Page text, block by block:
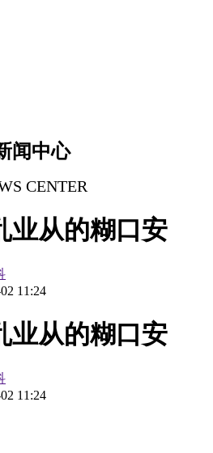
闻中心
CENTER
业从的糊口安
11:24
业从的糊口安
11:24